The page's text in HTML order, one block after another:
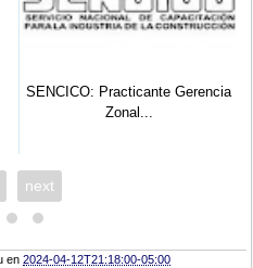
Gerencia
OEFA:
next
en2024-04-12T21:18:00-05:00